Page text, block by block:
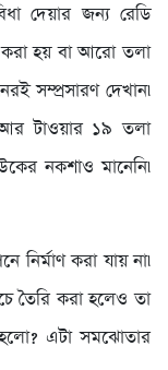
দেয়ার জন্য রেডি
হয় বা আরো তলা
সম্প্রসারণ দেখান৷
টাওয়ার ১৯ তলা
নকশাও মানেনি৷
করা যায় না৷
তৈরি করা হলেও তা
হলো? এটা সমঝোতার